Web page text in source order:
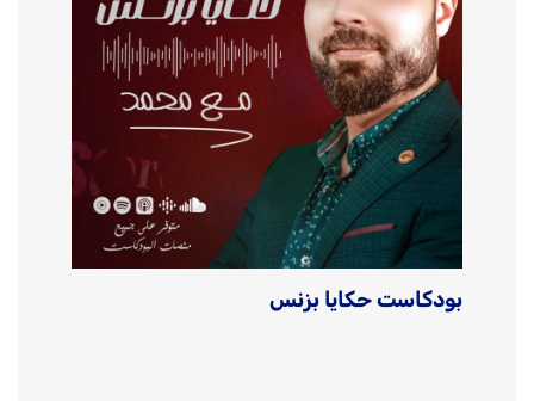
بودكاست حكايا بزنس